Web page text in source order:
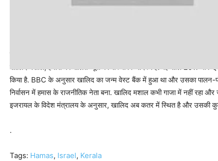
खालिद मशाल, हमास का पोलित ब्यूरो का संस्थापक सदस्य है. वह साल 2017 तक
किया है. BBC के अनुसार खालिद का जन्म वेस्ट बैंक में हुआ था और उसका
निर्वासन में हमास के राजनीतिक नेता बना. खालिद मशाल कभी गाजा में नहीं रहा
इजरायल के विदेश मंत्रालय के अनुसार, खालिद अब कतर में स्थित है और उसकी
.
Tags: Hamas, Israel, Kerala